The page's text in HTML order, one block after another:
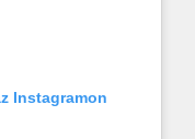
Instagramon